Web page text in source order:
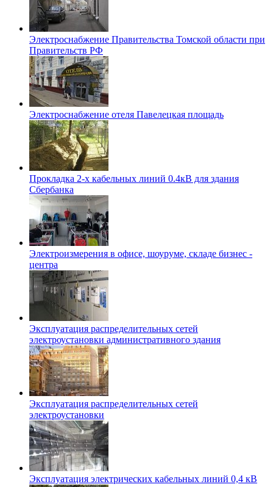
Электроснабжение Правительства Томской области при
Правительств РФ
Электроснабжение отеля Павелецкая площадь
Прокладка 2-х кабельных линий 0.4кВ для здания
Сбербанка
Электроизмерения в офисе, шоуруме, складе бизнес -
центра
Эксплуатация распределительных сетей
электроустановки административного здания
Эксплуатация распределительных сетей
электроустановки
Эксплуатация электрических кабельных линий 0,4 кВ